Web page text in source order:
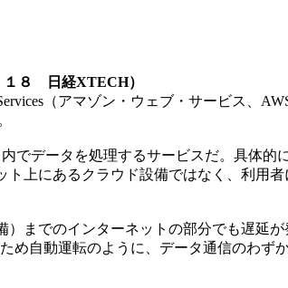
１８ 日経XTECH）
（アマゾン・ウェブ・サービス、
でデータを処理するサービスだ。具体的
上にあるクラウド設備ではなく、利用
までのインターネットの部分でも遅延が
自動運転のように、データ通信のわず